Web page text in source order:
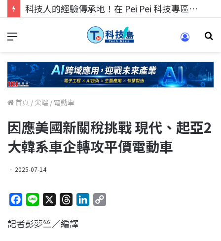
科技人的經驗傳承地！在 Pei Pei 科技專區，與學弟妹交流最硬核的技術
首頁 /尖端 / 電動車
因應美國新關稅挑戰 現代、起亞2
大韓系車企轉攻平價電動車
2025-07-14
c
n
r
記者彭夢竺／編譯